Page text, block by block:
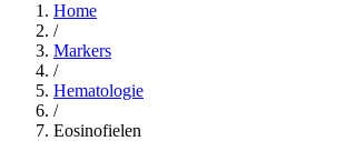
Home
/
Markers
/
Hematologie
/
Eosinofielen